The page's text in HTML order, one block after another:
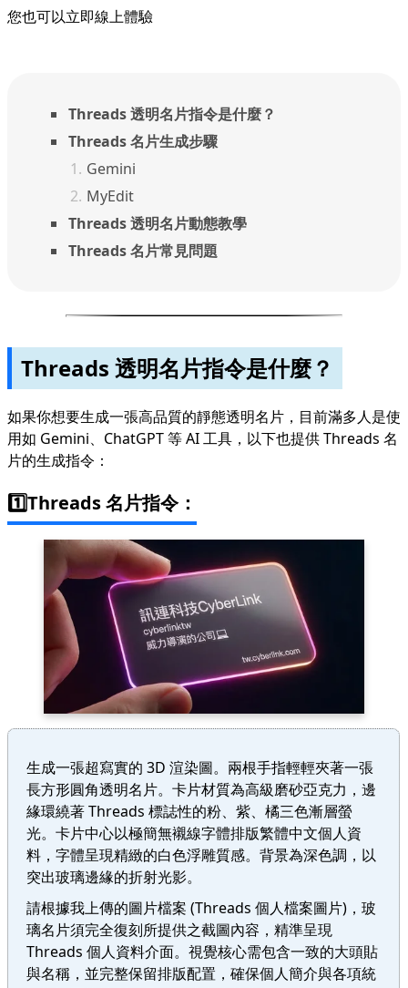
您也可以立即線上體驗
Threads 透明名片指令是什麼？
Threads 名片生成步驟
Gemini
MyEdit
Threads 透明名片動態教學
Threads 名片常見問題
Threads 透明名片指令是什麼？
如果你想要生成一張高品質的靜態透明名片，目前滿多人是使
用如 Gemini、ChatGPT 等 AI 工具，以下也提供 Threads 名
片的生成指令：
1️⃣Threads 名片指令：
生成一張超寫實的 3D 渲染圖。兩根手指輕輕夾著一張
長方形圓角透明名片。卡片材質為高級磨砂亞克力，邊
緣環繞著 Threads 標誌性的粉、紫、橘三色漸層螢
光。卡片中心以極簡無襯線字體排版繁體中文個人資
料，字體呈現精緻的白色浮雕質感。背景為深色調，以
突出玻璃邊緣的折射光影。
請根據我上傳的圖片檔案 (Threads 個人檔案圖片)，玻
璃名片須完全復刻所提供之截圖內容，精準呈現
Threads 個人資料介面。視覺核心需包含一致的大頭貼
與名稱，並完整保留排版配置，確保個人簡介與各項統